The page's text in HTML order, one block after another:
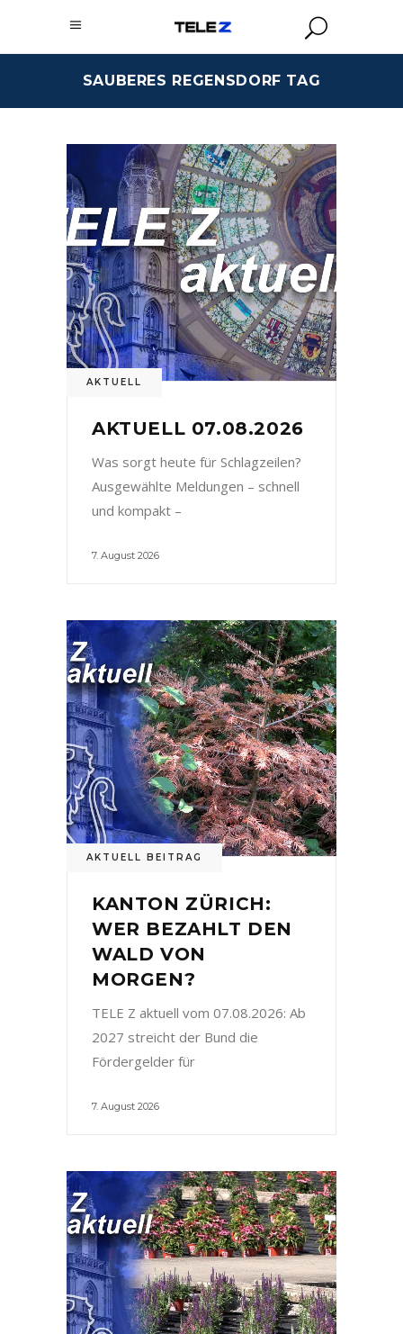
SAUBERES REGENSDORF TAG
AKTUELL
AKTUELL 07.08.2026
Was sorgt heute für Schlagzeilen?
Ausgewählte Meldungen – schnell
und kompakt –
7. August 2026
AKTUELL BEITRAG
KANTON ZÜRICH:
WER BEZAHLT DEN
WALD VON
MORGEN?
TELE Z aktuell vom 07.08.2026: Ab
2027 streicht der Bund die
Fördergelder für
7. August 2026